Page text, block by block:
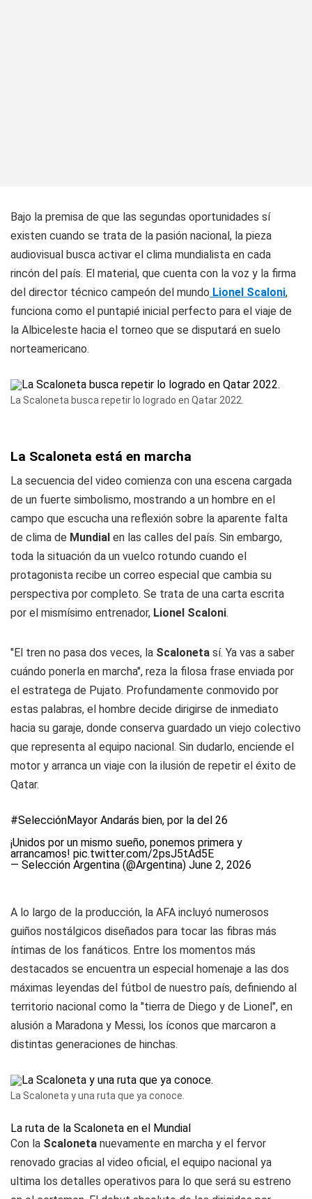
Bajo la premisa de que las segundas oportunidades sí
existen cuando se trata de la pasión nacional, la pieza
audiovisual busca activar el clima mundialista en cada
rincón del país. El material, que cuenta con la voz y la firma
del director técnico campeón del mundo Lionel Scaloni,
funciona como el puntapié inicial perfecto para el viaje de
la Albiceleste hacia el torneo que se disputará en suelo
norteamericano.
La Scaloneta busca repetir lo logrado en Qatar 2022.
La Scaloneta está en marcha
La secuencia del video comienza con una escena cargada
de un fuerte simbolismo, mostrando a un hombre en el
campo que escucha una reflexión sobre la aparente falta
de clima de Mundial en las calles del país. Sin embargo,
toda la situación da un vuelco rotundo cuando el
protagonista recibe un correo especial que cambia su
perspectiva por completo. Se trata de una carta escrita
por el mismísimo entrenador, Lionel Scaloni.
"El tren no pasa dos veces, la Scaloneta sí. Ya vas a saber
cuándo ponerla en marcha", reza la filosa frase enviada por
el estratega de Pujato. Profundamente conmovido por
estas palabras, el hombre decide dirigirse de inmediato
hacia su garaje, donde conserva guardado un viejo colectivo
que representa al equipo nacional. Sin dudarlo, enciende el
motor y arranca un viaje con la ilusión de repetir el éxito de
Qatar.
#SelecciónMayor Andarás bien, por la del 26
¡Unidos por un mismo sueño, ponemos primera y
arrancamos! pic.twitter.com/2psJ5tAd5E
— Selección Argentina (@Argentina) June 2, 2026
A lo largo de la producción, la AFA incluyó numerosos
guiños nostálgicos diseñados para tocar las fibras más
íntimas de los fanáticos. Entre los momentos más
destacados se encuentra un especial homenaje a las dos
máximas leyendas del fútbol de nuestro país, definiendo al
territorio nacional como la "tierra de Diego y de Lionel", en
alusión a Maradona y Messi, los íconos que marcaron a
distintas generaciones de hinchas.
La Scaloneta y una ruta que ya conoce.
La ruta de la Scaloneta en el Mundial
Con la Scaloneta nuevamente en marcha y el fervor
renovado gracias al video oficial, el equipo nacional ya
ultima los detalles operativos para lo que será su estreno